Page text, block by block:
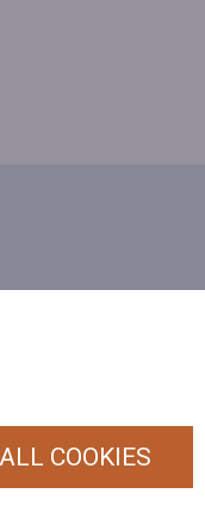
(HRT)
COOKIES